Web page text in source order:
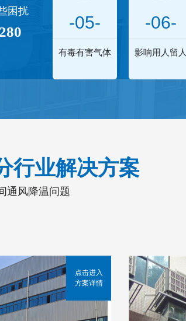
困扰
-05-
有毒有害气体
-06-
影响用人留人
行业解决方案
通风降温问题
点击进入
方案详情